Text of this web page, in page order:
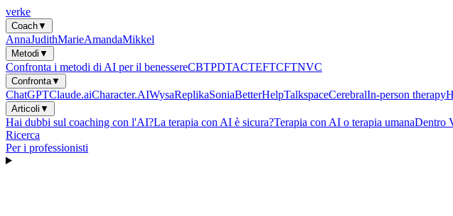
verke
Coach▼
AnnaJudithMarieAmandaMikkel
Metodi ▼
Confronta i metodi di AI per il benessereCBTPDTACTEFTCFTNVC
Confronta▼
ChatGPTClaude.aiCharacter.AIWysaReplikaSoniaBetterHelpTalkspaceCerebralIn-person therapy
Articoli ▼
Hai dubbi sul coaching con l'AI?La terapia con AI è sicura?Terapia con AI o terapia umanaDentro
Ricerca
Per i professionisti